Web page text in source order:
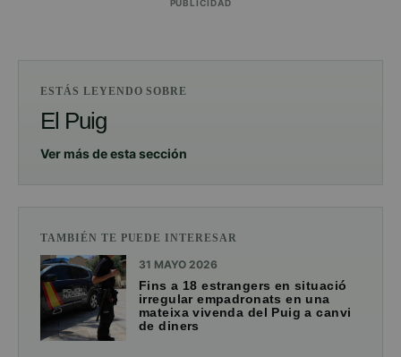
PUBLICIDAD
ESTÁS LEYENDO SOBRE
El Puig
Ver más de esta sección
TAMBIÉN TE PUEDE INTERESAR
31 MAYO 2026
Fins a 18 estrangers en situació
irregular empadronats en una
mateixa vivenda del Puig a canvi
de diners